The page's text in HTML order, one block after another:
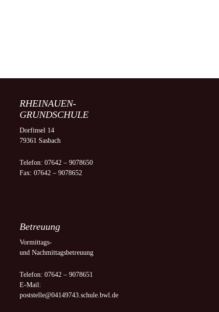
RHEINAUEN-
GRUNDSCHULE
Dorfinsel 14
79361 Sasbach
Telefon: 07642 – 9078650
Fax: 07642 – 9078652
Betreuung
Vormittags-
und Nachmittagsbetreuung
Telefon: 07642 – 9078651
E-Mail:
poststelle@04149743.schule.bwl.de